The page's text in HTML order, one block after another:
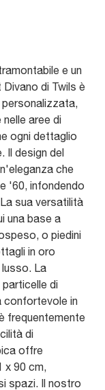
e un
di Twils è
aree di
ogni dettaglio
Il design del
che
'60, infondendo
sua versatilità
una base a
o piedini
in oro
La
di
confortevole in
frequentemente
di
offre
x 90 cm,
spazi. Il nostro